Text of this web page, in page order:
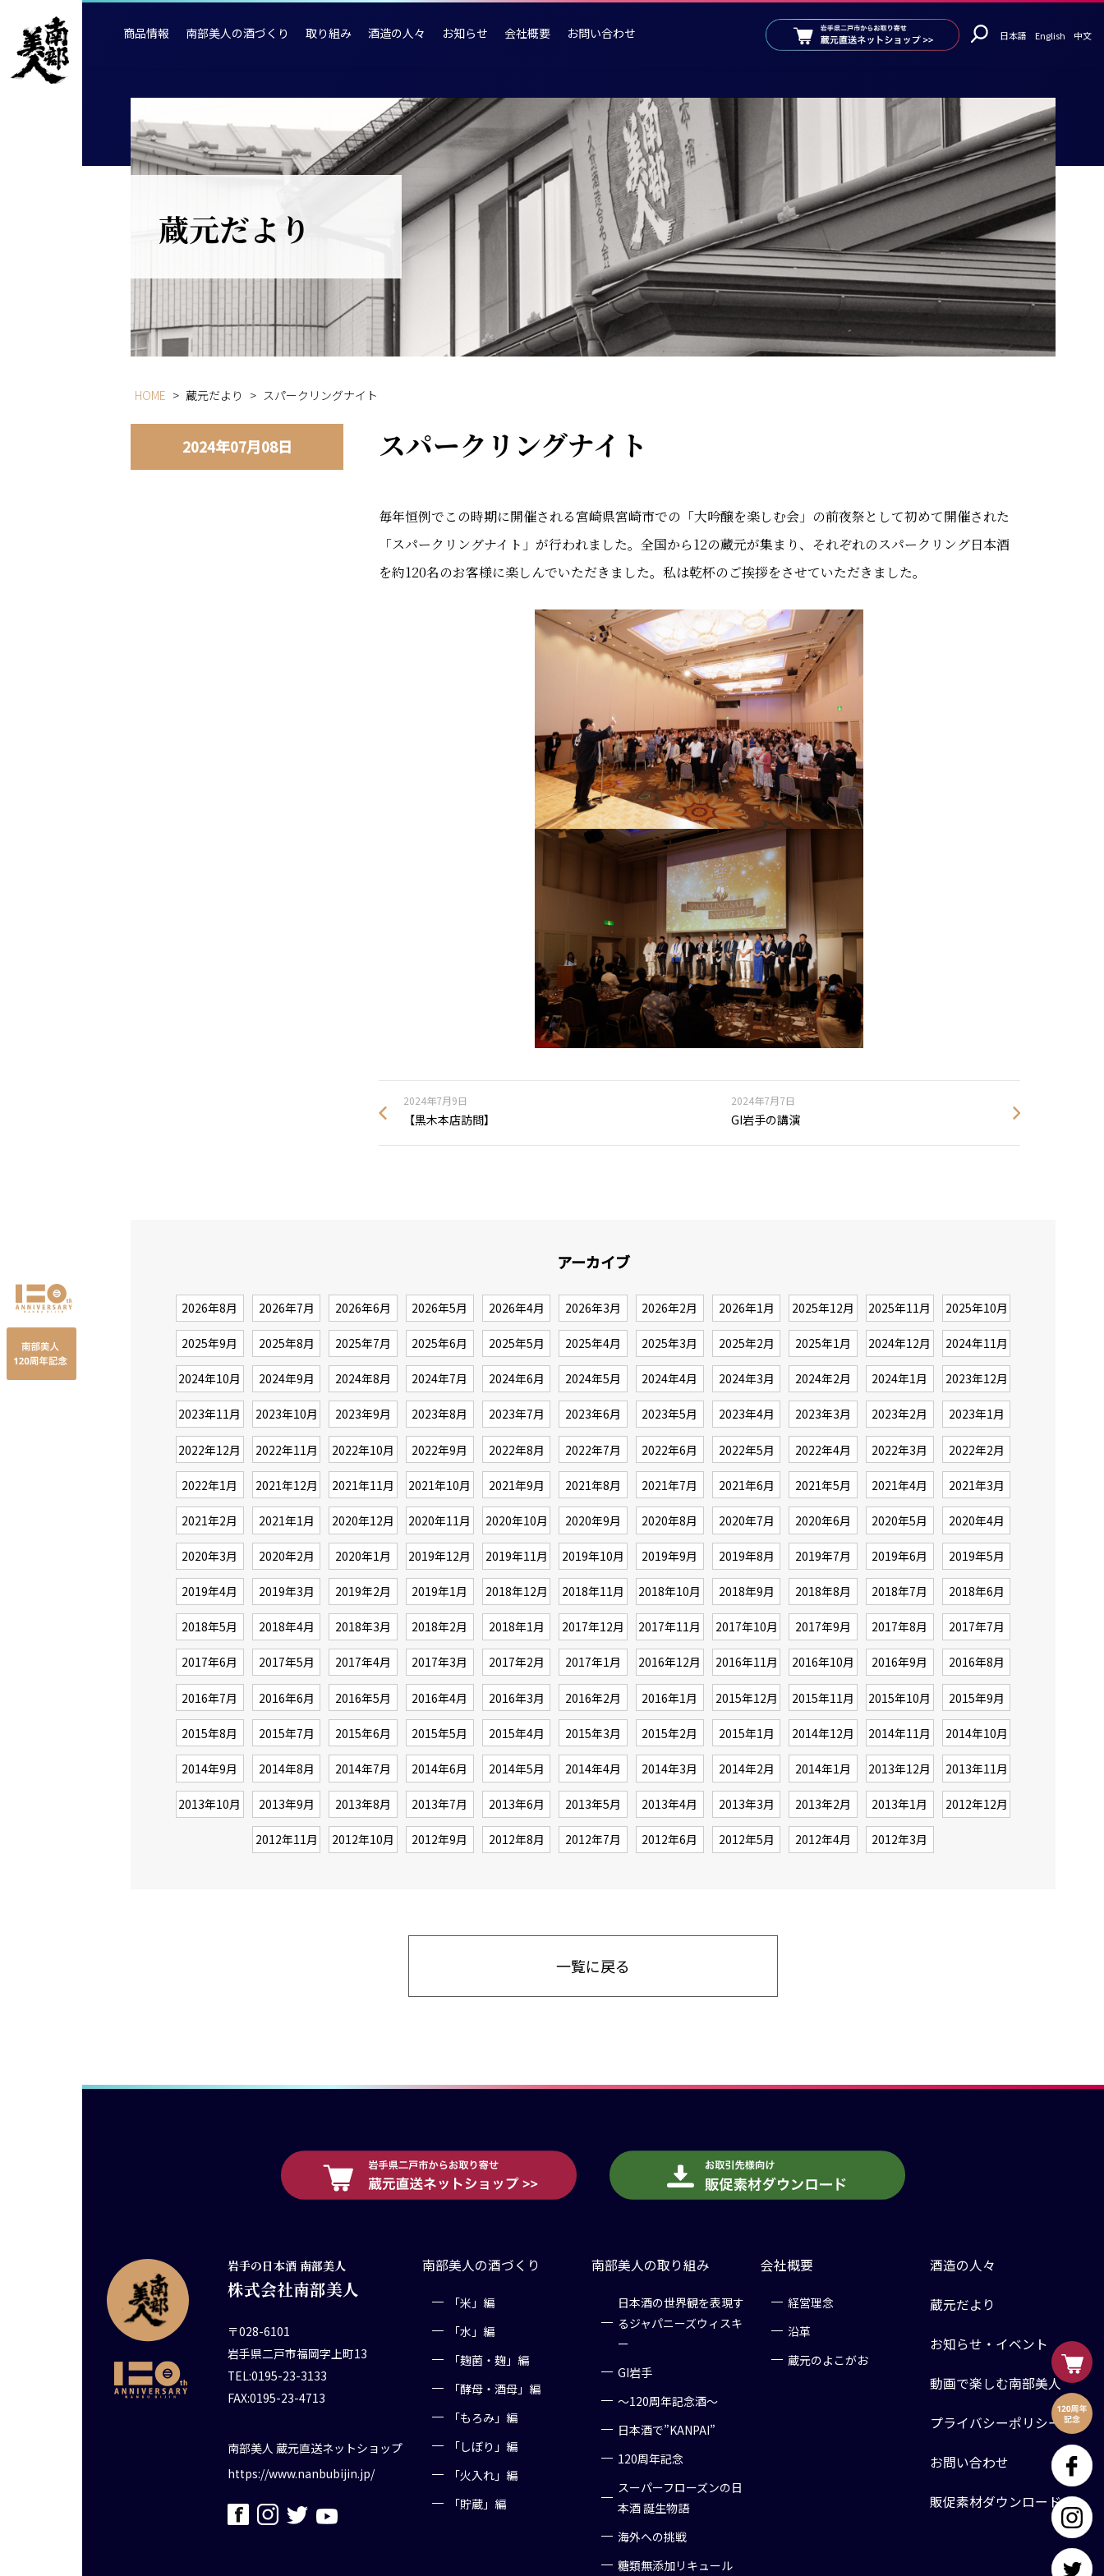
商品情報 南部美人の酒づくり 取り組み 酒造の人々 お知らせ 会社概要 お問い合わせ 日本語 English 中文
蔵元だより
HOME > 蔵元だより > スパークリングナイト
2024年07月08日 スパークリングナイト
毎年恒例でこの時期に開催される宮崎県宮崎市での「大吟醸を楽しむ会」の前夜祭として初めて開催された
「スパークリングナイト」が行われました。全国から12の蔵元が集まり、それぞれのスパークリング日本酒
を約120名のお客様に楽しんでいただきました。私は乾杯のご挨拶をさせていただきました。
2024年7月9日
【黒木本店訪問】
2024年7月7日
GI岩手の講演
アーカイブ
2026年8月 2026年7月 2026年6月 2026年5月 2026年4月 2026年3月 2026年2月 2026年1月 2025年12月 2025年11月 2025年10月
2025年9月 2025年8月 2025年7月 2025年6月 2025年5月 2025年4月 2025年3月 2025年2月 2025年1月 2024年12月 2024年11月
2024年10月 2024年9月 2024年8月 2024年7月 2024年6月 2024年5月 2024年4月 2024年3月 2024年2月 2024年1月 2023年12月
2023年11月 2023年10月 2023年9月 2023年8月 2023年7月 2023年6月 2023年5月 2023年4月 2023年3月 2023年2月 2023年1月
2022年12月 2022年11月 2022年10月 2022年9月 2022年8月 2022年7月 2022年6月 2022年5月 2022年4月 2022年3月 2022年2月
2022年1月 2021年12月 2021年11月 2021年10月 2021年9月 2021年8月 2021年7月 2021年6月 2021年5月 2021年4月 2021年3月
2021年2月 2021年1月 2020年12月 2020年11月 2020年10月 2020年9月 2020年8月 2020年7月 2020年6月 2020年5月 2020年4月
2020年3月 2020年2月 2020年1月 2019年12月 2019年11月 2019年10月 2019年9月 2019年8月 2019年7月 2019年6月 2019年5月
2019年4月 2019年3月 2019年2月 2019年1月 2018年12月 2018年11月 2018年10月 2018年9月 2018年8月 2018年7月 2018年6月
2018年5月 2018年4月 2018年3月 2018年2月 2018年1月 2017年12月 2017年11月 2017年10月 2017年9月 2017年8月 2017年7月
2017年6月 2017年5月 2017年4月 2017年3月 2017年2月 2017年1月 2016年12月 2016年11月 2016年10月 2016年9月 2016年8月
2016年7月 2016年6月 2016年5月 2016年4月 2016年3月 2016年2月 2016年1月 2015年12月 2015年11月 2015年10月 2015年9月
2015年8月 2015年7月 2015年6月 2015年5月 2015年4月 2015年3月 2015年2月 2015年1月 2014年12月 2014年11月 2014年10月
2014年9月 2014年8月 2014年7月 2014年6月 2014年5月 2014年4月 2014年3月 2014年2月 2014年1月 2013年12月 2013年11月
2013年10月 2013年9月 2013年8月 2013年7月 2013年6月 2013年5月 2013年4月 2013年3月 2013年2月 2013年1月 2012年12月
2012年11月 2012年10月 2012年9月 2012年8月 2012年7月 2012年6月 2012年5月 2012年4月 2012年3月
一覧に戻る
岩手の日本酒 南部美人
株式会社南部美人
〒028-6101
岩手県二戸市福岡字上町13
TEL:0195-23-3133
FAX:0195-23-4713
南部美人 蔵元直送ネットショップ
https://www.nanbubijin.jp/
南部美人の酒づくり
「米」編
「水」編
「麹菌・麹」編
「酵母・酒母」編
「もろみ」編
「しぼり」編
「火入れ」編
「貯蔵」編
南部美人の取り組み
日本酒の世界観を表現す
るジャパニーズウィスキ
ー
GI岩手
～120周年記念酒～
日本酒で”KANPAI”
120周年記念
スーパーフローズンの日
本酒 誕生物語
海外への挑戦
糖類無添加リキュール
会社概要
経営理念
沿革
蔵元のよこがお
酒造の人々
蔵元だより
お知らせ・イベント
動画で楽しむ南部美人
プライバシーポリシー
お問い合わせ
販促素材ダウンロード